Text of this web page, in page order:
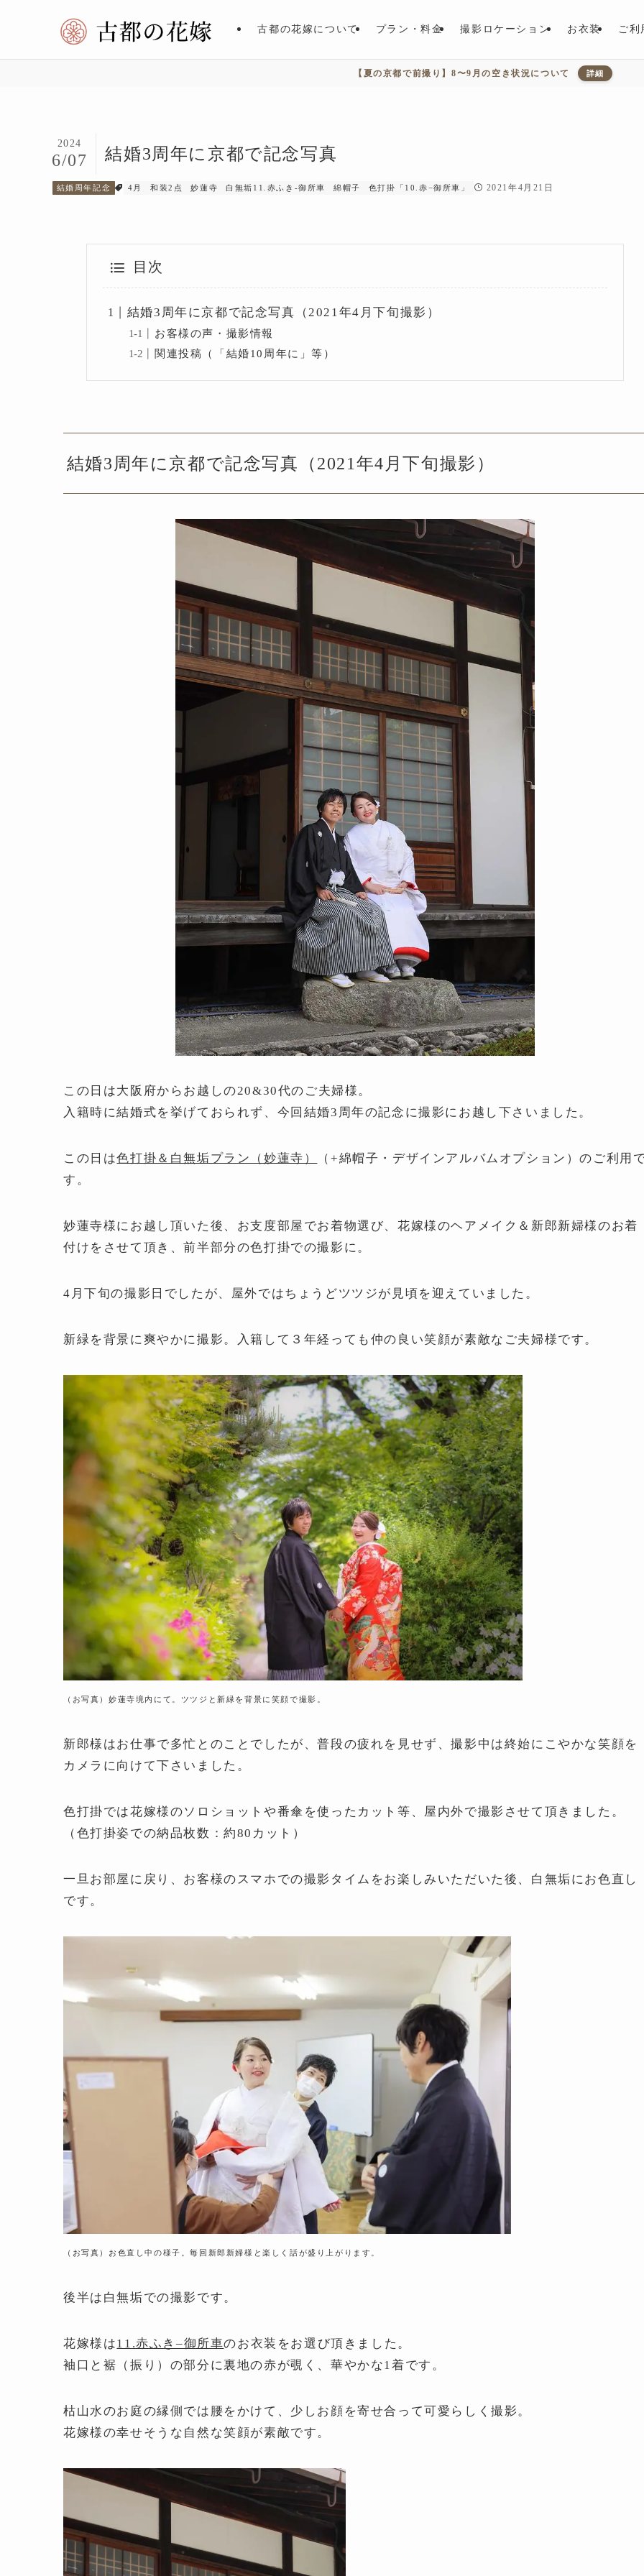
古都の花嫁について プラン・料金 撮影ロケーション お衣装 ご利
【夏の京都で前撮り】8〜9月の空き状況について 詳細
結婚3周年に京都で記念写真
2024
6/07
結婚周年記念 4月 和装2点 妙蓮寺 白無垢11.赤ふき-御所車 綿帽子 色打掛「10.赤−御所車」 2021年4月21日
目次
結婚3周年に京都で記念写真（2021年4月下旬撮影）
お客様の声・撮影情報
関連投稿（「結婚10周年に」等）
結婚3周年に京都で記念写真（2021年4月下旬撮影）
この日は大阪府からお越しの20&30代のご夫婦様。
入籍時に結婚式を挙げておられず、今回結婚3周年の記念に撮影にお越し下さいました。
この日は色打掛＆白無垢プラン（妙蓮寺）
（+綿帽子・デザインアルバムオプション）のご利用
す。
妙蓮寺様にお越し頂いた後、お支度部屋でお着物選び、花嫁様のヘアメイク＆新郎新婦様のお着
付けをさせて頂き、前半部分の色打掛での撮影に。
4月下旬の撮影日でしたが、屋外ではちょうどツツジが見頃を迎えていました。
新緑を背景に爽やかに撮影。入籍して３年経っても仲の良い笑顔が素敵なご夫婦様です。
（お写真）妙蓮寺境内にて。ツツジと新緑を背景に笑顔で撮影。
新郎様はお仕事で多忙とのことでしたが、普段の疲れを見せず、撮影中は終始にこやかな笑顔を
カメラに向けて下さいました。
色打掛では花嫁様のソロショットや番傘を使ったカット等、屋内外で撮影させて頂きました。
（色打掛姿での納品枚数：約80カット）
一旦お部屋に戻り、お客様のスマホでの撮影タイムをお楽しみいただいた後、白無垢にお色直し
です。
（お写真）お色直し中の様子。毎回新郎新婦様と楽しく話が盛り上がります。
後半は白無垢での撮影です。
花嫁様は11.赤ふき–御所車のお衣装をお選び頂きました。
袖口と裾（振り）の部分に裏地の赤が覗く、華やかな1着です。
枯山水のお庭の縁側では腰をかけて、少しお顔を寄せ合って可愛らしく撮影。
花嫁様の幸せそうな自然な笑顔が素敵です。